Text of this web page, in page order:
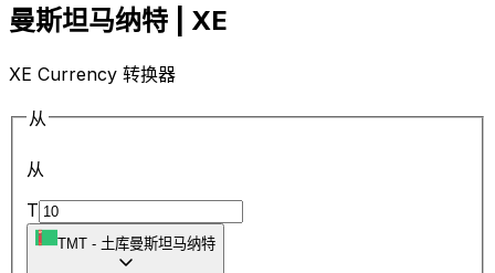
曼斯坦马纳特 | XE
XE Currency 转换器
从
从
T
TMT - 土库曼斯坦马纳特